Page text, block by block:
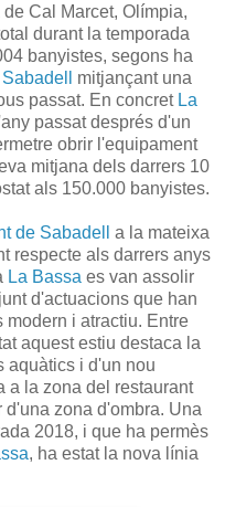
de Cal Marcet, Olímpia,
durant la temporada
banyistes, segons ha
mitjançant una
passat. En concret La
passat després d'un
obrir l'equipament
mitjana dels darrers 10
als 150.000 banyistes.
de Sabadell
a la mateixa
respecte als darrers anys
La Bassa es van assolir
d'actuacions que han
modern i atractiu. Entre
aquest estiu destaca la
aquàtics i d'un nou
a la zona del restaurant
zona d'ombra. Una
2018, i que ha permès
, ha estat la nova línia